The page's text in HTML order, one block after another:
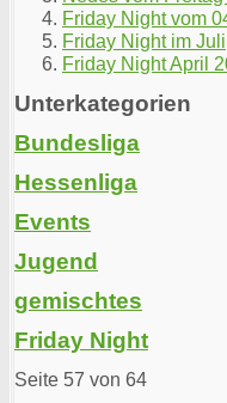
Friday Night vom
Friday Night im Juli
Friday Night April
Unterkategorien
Bundesliga
Hessenliga
Events
Jugend
gemischtes
Friday Night
Seite 57 von 64